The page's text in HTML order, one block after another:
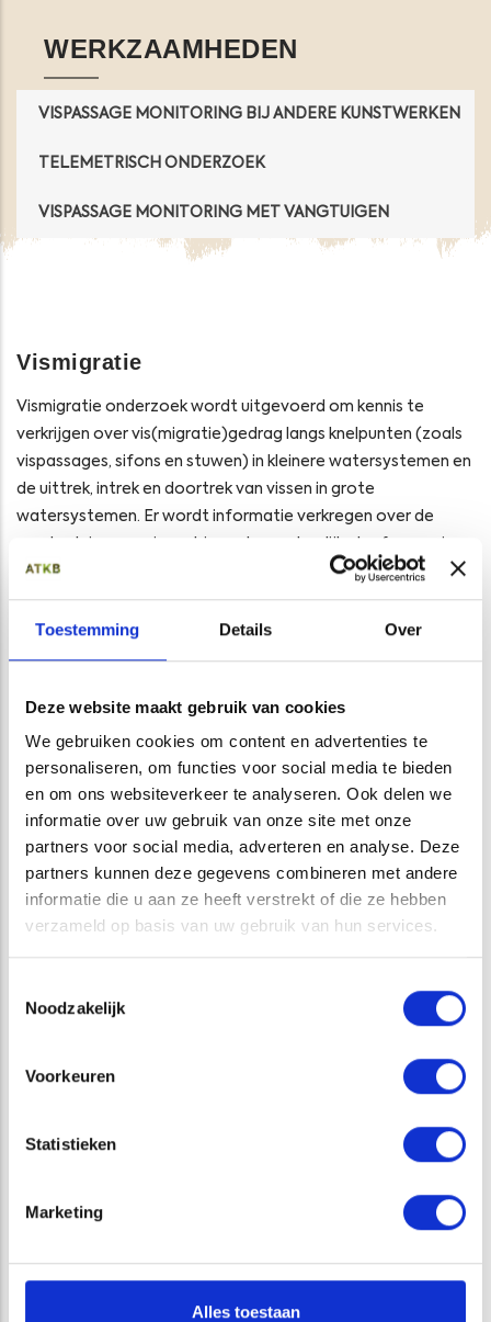
Toestemming Details Over
Deze website maakt gebruik van cookies
We gebruiken cookies om content en advertenties te
personaliseren, om functies voor social media te bieden
en om ons websiteverkeer te analyseren. Ook delen we
informatie over uw gebruik van onze site met onze
partners voor social media, adverteren en analyse. Deze
partners kunnen deze gegevens combineren met andere
informatie die u aan ze heeft verstrekt of die ze hebben
verzameld op basis van uw gebruik van hun services.
Noodzakelijk
Voorkeuren
Statistieken
Marketing
Alles toestaan
WERKZAAMHEDEN
VISPASSAGE MONITORING BIJ ANDERE KUNSTWERKEN
TELEMETRISCH ONDERZOEK
VISPASSAGE MONITORING MET VANGTUIGEN
Vismigratie
Vismigratie onderzoek wordt uitgevoerd om kennis te
verkrijgen over vis(migratie)gedrag langs knelpunten (zoals
vispassages, sifons en stuwen) in kleinere watersystemen en
de uittrek, intrek en doortrek van vissen in grote
watersystemen. Er wordt informatie verkregen over de
verplaatsing van vissen binnen hun natuurlijke leefomgeving.
Vismigratie is belangrijk voor de voortplanting van veel
vissoorten omdat zij in andere wateren paaien dan waar ze
vissen maar ook kunnen we vissen voorzien van zenders om
ze zo te volgen via telemetrische systemen. ATKB helpt
waterbeheerders bij inzicht in knelpunten voor migrerende
vissen.
GERELATEERDE PROJECTEN